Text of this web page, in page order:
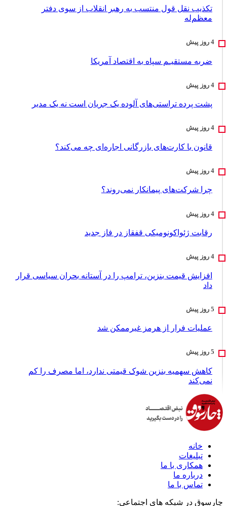
تکذیب نقل قول منتسب به رهبر انقلاب از سوی دفتر
معظم‌له
ضربه مستقیـم سپاه به اقتصاد آمر‌یکا
پشت پرده تراستی‌های آلوده یک جریان است نه یک مدیر
قانون با کارت‌های بازرگانی اجاره‌ای چه می‌کند؟
چرا شرکت‌های پیمانکار نمی‌روند؟
رقابت ژئواکونومیکی قفقاز در فاز جدید
افزایش قیمت بنزین، ترامپ را در آستانه بحران سیاسی قرار
داد
عملیات فرار از هرمز غیرممکن شد
کاهش سهمیه بنزین شوک قیمتی ندارد، اما مصرف را کم
نمی‌کند
خانه
تبلیغات
همکاری با ما
درباره ما
تماس با ما
چارسوق در شبکه های اجتماعی: